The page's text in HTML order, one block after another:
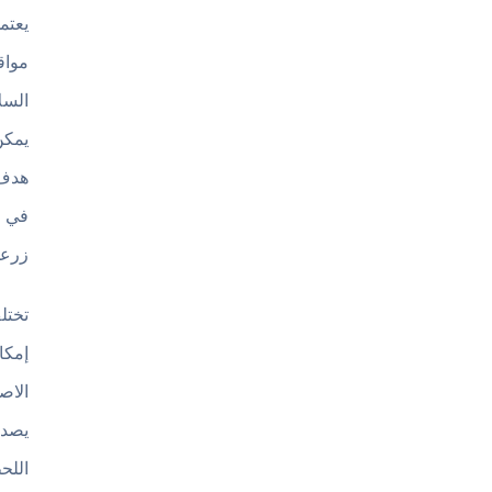
هدف
في